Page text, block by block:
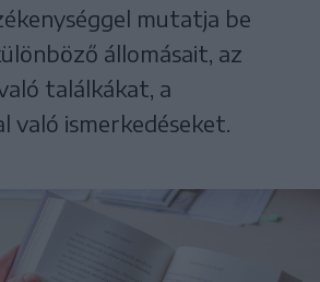
mutatja be
állomásait, az
találkákat, a
való ismerkedéseket.